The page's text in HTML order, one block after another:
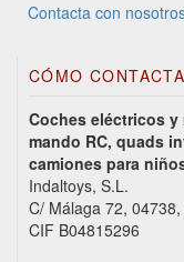
Contacta con
CÓMO
Coches eléctricos
mando RC, quads
camiones para
Indaltoys, S.L.
C/ Málaga 72,
CIF B04815296